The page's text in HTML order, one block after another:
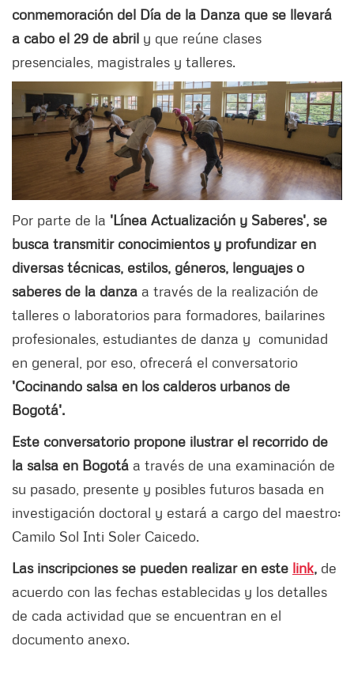
conmemoración del Día de la Danza que se llevará
a cabo el 29 de abril y que reúne clases
presenciales, magistrales y talleres.
Por parte de la 'Línea Actualización y Saberes', se
busca transmitir conocimientos y profundizar en
diversas técnicas, estilos, géneros, lenguajes o
saberes de la danza a través de la realización de
talleres o laboratorios para formadores, bailarines
profesionales, estudiantes de danza y comunidad
en general, por eso, ofrecerá el conversatorio
'Cocinando salsa en los calderos urbanos de
Bogotá'.
Este conversatorio propone ilustrar el recorrido de
la salsa en Bogotá a través de una examinación de
su pasado, presente y posibles futuros basada en
investigación doctoral y estará a cargo del maestro:
Camilo Sol Inti Soler Caicedo.
Las inscripciones se pueden realizar en este link, de
acuerdo con las fechas establecidas y los detalles
de cada actividad que se encuentran en el
documento anexo.